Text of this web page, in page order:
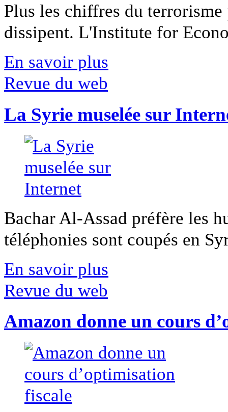
Plus les chiffres du
dissipent. L'Institute for
En savoir plus
Revue du web
La Syrie muselée sur
Bachar Al-Assad préfère les
téléphonies sont coupés en
En savoir plus
Revue du web
Amazon donne un cours